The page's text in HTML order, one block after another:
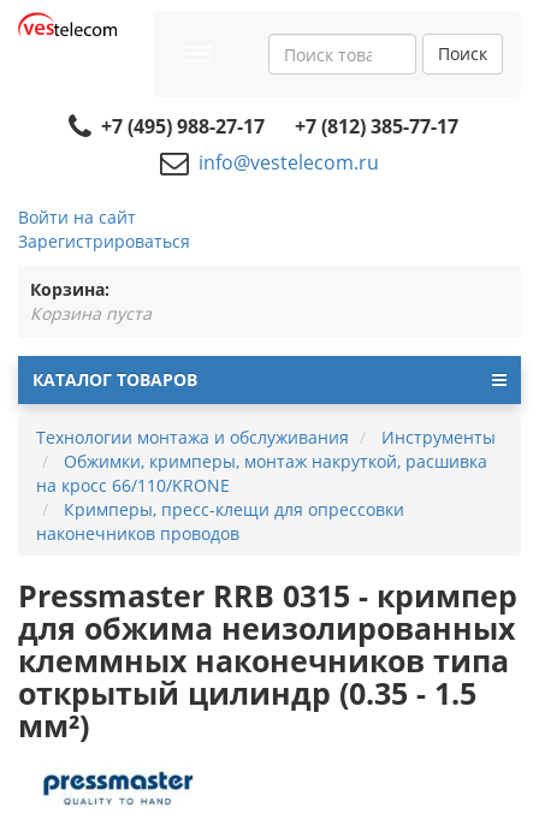
navigation
Поиск
+7 (495) 988-27-17
+7 (812) 385-77-17
info@vestelecom.ru
Войти на сайт
Зарегистрироваться
Корзина:
Корзина пуста
КАТАЛОГ ТОВАРОВ
Технологии монтажа и обслуживания
Инструменты
Обжимки, кримперы, монтаж накруткой, расшивка
на кросс 66/110/KRONE
Кримперы, пресс-клещи для опрессовки
наконечников проводов
Pressmaster RRB 0315 - кримпер
для обжима неизолированных
клеммных наконечников типа
открытый цилиндр (0.35 - 1.5
мм²)